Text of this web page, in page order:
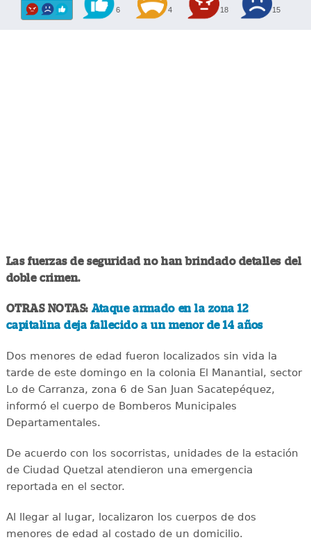
6 4 18 15
Las fuerzas de seguridad no han brindado detalles del
doble crimen.
OTRAS NOTAS: Ataque armado en la zona 12
capitalina deja fallecido a un menor de 14 años
Dos menores de edad fueron localizados sin vida la
tarde de este domingo en la colonia El Manantial, sector
Lo de Carranza, zona 6 de San Juan Sacatepéquez,
informó el cuerpo de Bomberos Municipales
Departamentales.
De acuerdo con los socorristas, unidades de la estación
de Ciudad Quetzal atendieron una emergencia
reportada en el sector.
Al llegar al lugar, localizaron los cuerpos de dos
menores de edad al costado de un domicilio.